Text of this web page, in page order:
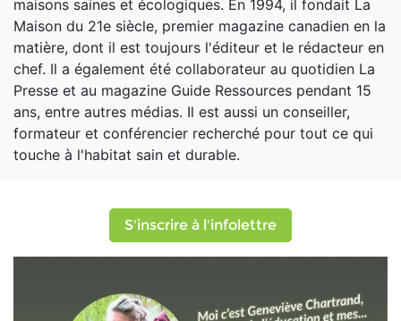
maisons saines et écologiques. En 1994, il fondait La
Maison du 21e siècle, premier magazine canadien en la
matière, dont il est toujours l'éditeur et le rédacteur en
chef. Il a également été collaborateur au quotidien La
Presse et au magazine Guide Ressources pendant 15
ans, entre autres médias. Il est aussi un conseiller,
formateur et conférencier recherché pour tout ce qui
touche à l'habitat sain et durable.
S'inscrire à l'infolettre